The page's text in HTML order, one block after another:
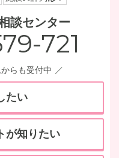
談センター
721
らも受付中
たい
が知りたい